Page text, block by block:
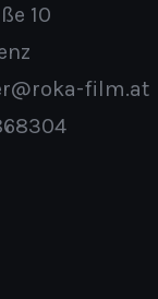
10
film.at